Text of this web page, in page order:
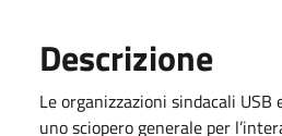
Descrizione
Le organizzazioni sindacali
uno sciopero generale per